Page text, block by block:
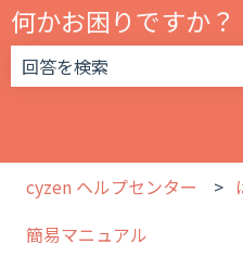
何かお困りですか？
cyzen ヘルプセンター
簡易マニュアル